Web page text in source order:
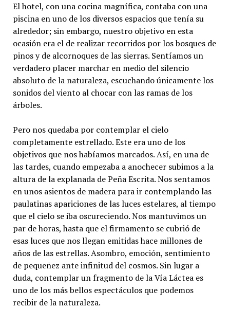
El hotel, con una cocina magnífica, contaba con una
piscina en uno de los diversos espacios que tenía su
alrededor; sin embargo, nuestro objetivo en esta
ocasión era el de realizar recorridos por los bosques de
pinos y de alcornoques de las sierras. Sentíamos un
verdadero placer marchar en medio del silencio
absoluto de la naturaleza, escuchando únicamente los
sonidos del viento al chocar con las ramas de los
árboles.
Pero nos quedaba por contemplar el cielo
completamente estrellado. Este era uno de los
objetivos que nos habíamos marcados. Así, en una de
las tardes, cuando empezaba a anochecer subimos a la
altura de la explanada de Peña Escrita. Nos sentamos
en unos asientos de madera para ir contemplando las
paulatinas apariciones de las luces estelares, al tiempo
que el cielo se iba oscureciendo. Nos mantuvimos un
par de horas, hasta que el firmamento se cubrió de
esas luces que nos llegan emitidas hace millones de
años de las estrellas. Asombro, emoción, sentimiento
de pequeñez ante infinitud del cosmos. Sin lugar a
duda, contemplar un fragmento de la Vía Láctea es
uno de los más bellos espectáculos que podemos
recibir de la naturaleza.